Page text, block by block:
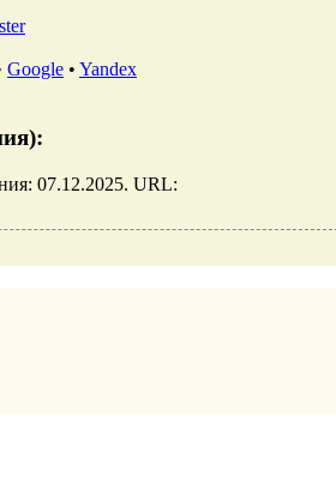
Google • Yandex
07.12.2025. URL: